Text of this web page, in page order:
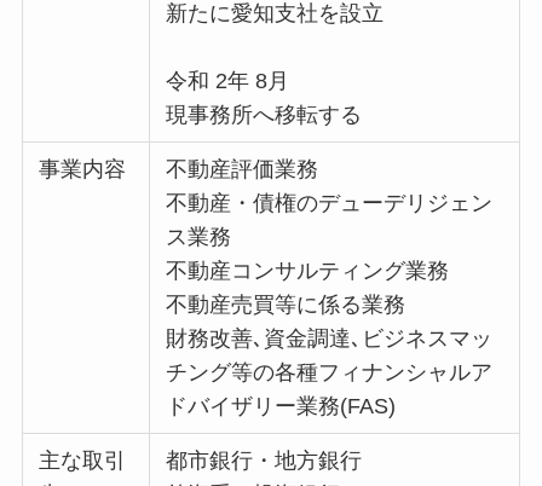
新たに愛知支社を設立
令和 2年 8月
現事務所へ移転する
事業内容
不動産評価業務
不動産・債権のデューデリジェン
ス業務
不動産コンサルティング業務
不動産売買等に係る業務
財務改善､資金調達､ビジネスマッ
チング等の各種フィナンシャルア
ドバイザリー業務(FAS)
主な取引
都市銀行・地方銀行